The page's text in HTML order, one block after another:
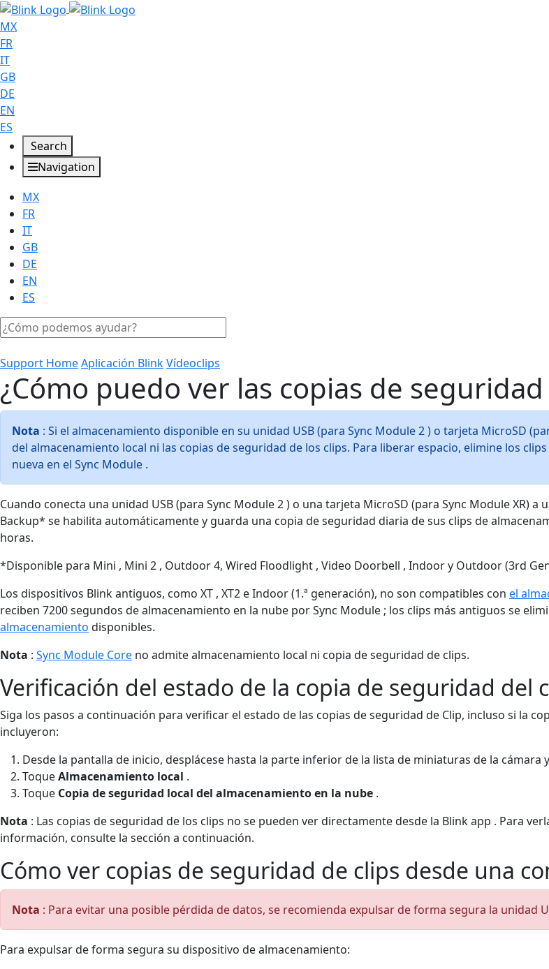
MX
FR
IT
GB
DE
EN
ES
Search
Navigation
MX
FR
IT
GB
DE
EN
ES
Support HomeAplicación BlinkVídeoclips
¿Cómo puedo ver las copias de
Nota : Si el almacenamiento disponible en su unidad USB (para Sync Module 2 ) o tarjeta MicroSD
del almacenamiento local ni las copias de seguridad de los clips. Para liberar espacio, elimine los
nueva en el Sync Module .
Cuando conecta una unidad USB (para Sync Module 2 ) o una tarjeta MicroSD (para Sync Module XR) a
Backup* se habilita automáticamente y guarda una copia de seguridad diaria de sus clips de
horas.
*Disponible para Mini , Mini 2 , Outdoor 4, Wired Floodlight , Video Doorbell , Indoor y Outdoor (3rd
Los dispositivos Blink antiguos, como XT , XT2 e Indoor (1.ª generación), no son compatibles con el
reciben 7200 segundos de almacenamiento en la nube por Sync Module ; los clips más antiguos se
almacenamiento disponibles.
Nota : Sync Module Core no admite almacenamiento local ni copia de seguridad de clips.
Verificación del estado de la copia de seguridad del
Siga los pasos a continuación para verificar el estado de las copias de seguridad de Clip, incluso si la
incluyeron:
Desde la pantalla de inicio, desplácese hasta la parte inferior de la lista de miniaturas de la cámara
ToqueAlmacenamiento local .
Toque Copia de seguridad local del almacenamiento en la nube .
Nota : Las copias de seguridad de los clips no se pueden ver directamente desde la Blink app . Para
información, consulte la sección a continuación.
Cómo ver copias de seguridad de clips desde una
Nota : Para evitar una posible pérdida de datos, se recomienda expulsar de forma segura la unidad
Para expulsar de forma segura su dispositivo de almacenamiento: